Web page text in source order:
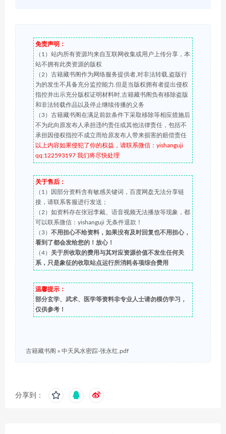
免责声明：
（1）站内所有资源均来自互联网收集或用户上传分享，本
站不拥有此类资源的版权
（2）古籍藏书阁作为网络服务提供者,对非法转载,盗版行
为的发生不具备充分监控能力.但是当版权拥有者提出侵权
指控并出示充分版权证明材料时,古籍藏书阁负有移除盗版
和非法转载作品以及停止继续传播的义务
（3）古籍藏书阁在满足前款条件下采取移除等相应措施后
不为此向原发布人承担违约责任或其他法律责任，包括不
承担因侵权指控不成立而给原发布人带来损害的赔偿责任
以上内容如果侵犯了你的权益，请联系微信：yishanguji
qq:122593197 我们将尽快处理
关于售后：
（1）因部分资料含有敏感关键词，百度网盘无法分享链
接，请联系客服进行发送；
（2）如资料存在张冠李戴、语音视频无法播放等现象，都
可以联系微信：yishanguji 无条件退款！
（3） 不用担心不给资料，如果没有及时回复也不用担心，
看到了都会发给您的！放心！
（4） 关于所收取的费用与其对应资源价值不发生任何关
系，只是象征的收取站点运行所消耗各项综合费用
温馨提示：
部分玄学、武术、医学等资料非专业人士请勿模仿学习，
仅供参考！
古籍藏书阁 » 中天风水密踪-张永红.pdf
分享到：